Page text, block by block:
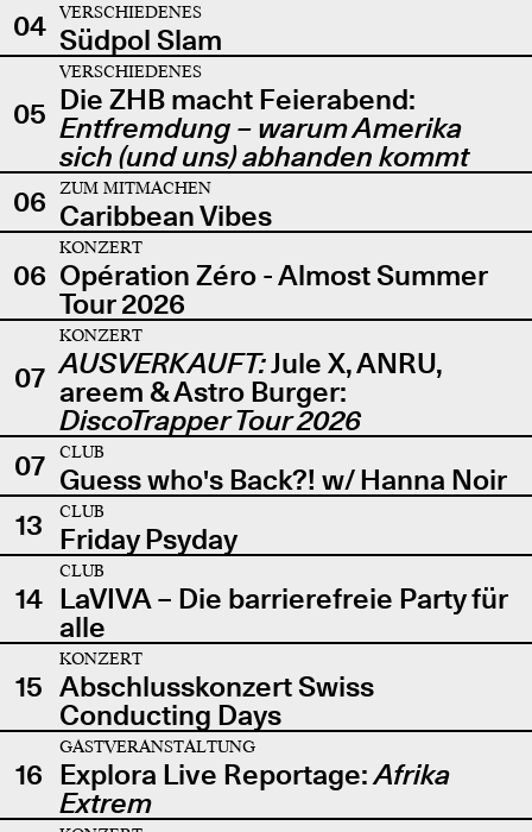
04 VERSCHIEDENES
Südpol Slam
05
VERSCHIEDENES
Die ZHB macht Feierabend:
Entfremdung – warum Amerika
sich (und uns) abhanden kommt
06
ZUM MITMACHEN
Caribbean Vibes
06
KONZERT
Opération Zéro - Almost Summer
Tour 2026
07
KONZERT
AUSVERKAUFT:Jule X, ANRU,
areem & Astro Burger:
DiscoTrapper Tour 2026
07
CLUB
Guess who's Back?! w/ Hanna Noir
13
CLUB
Friday Psyday
14
CLUB
LaVIVA – Die barrierefreie Party für
alle
15
KONZERT
Abschlusskonzert Swiss
Conducting Days
16
GASTVERANSTALTUNG
Explora Live Reportage:Afrika
Extrem